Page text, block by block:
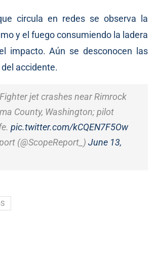
circula en redes se observa la
y el fuego consumiendo la ladera
impacto. Aún se desconocen las
accidente.
jet crashes near Rimrock
County, Washington; pilot
pic.twitter.com/kCQEN7F5Ow
(@ScopeReport_) June 13,